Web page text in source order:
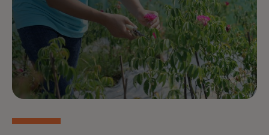
Durchschnitt 62 % der kleinen Unternehmen von
gestiegenen Umsätzen, nachdem sie mit unseren
Inhalten interagiert hatten.